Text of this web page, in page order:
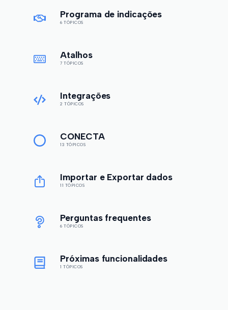
Programa de indicações
6 TÓPICOS
Atalhos
7 TÓPICOS
Integrações
2 TÓPICOS
CONECTA
13 TÓPICOS
Importar e Exportar dados
11 TÓPICOS
Perguntas frequentes
6 TÓPICOS
Próximas funcionalidades
1 TÓPICOS